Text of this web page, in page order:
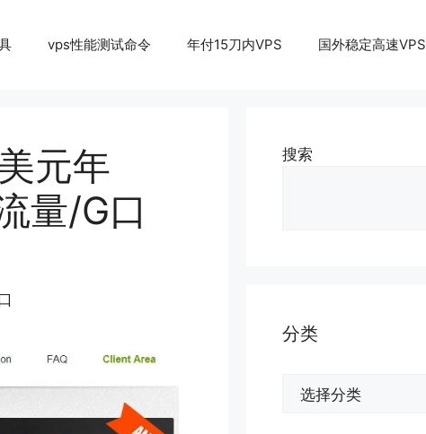
vps性能测试命令 年付15刀内VPS 国外稳定高速VPS
元年
量/G口
搜索
分类